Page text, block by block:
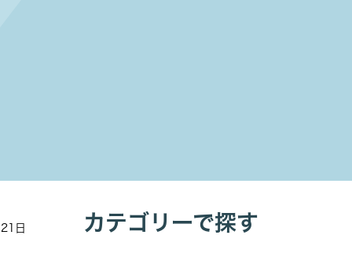
日 カテゴリーで探す